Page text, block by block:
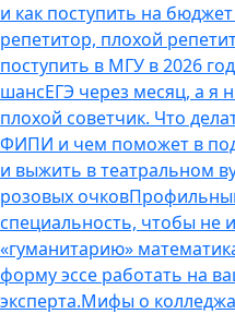
и как поступить на
репетитор, плохой
поступить в МГУ в 2026
шансЕГЭ через месяц, а я
плохой советчик. Что
ФИПИ и чем поможет в
и выжить в театральном
розовых очков
специальность, чтобы не
«гуманитарию»
форму эссе работать на
эксперта.Мифы о